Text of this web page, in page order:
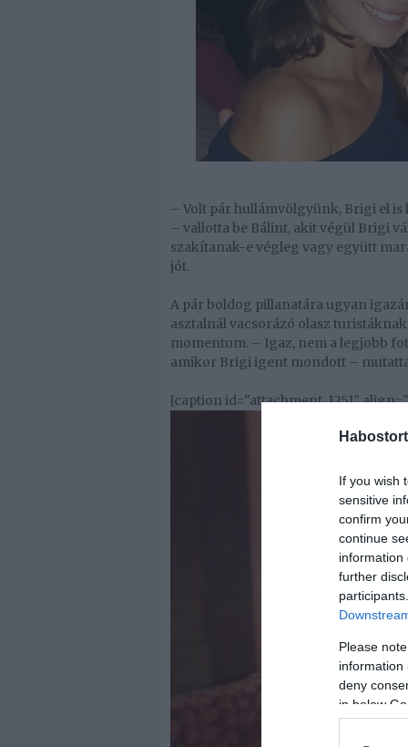
If you wish
sensitive
confirm
continue
information
further
Please
information
deny
in below
– Volt pár hullámvölgyünk, Brigi el
– vallotta be Bálint, akit végül Brigi
szakítanak-e végleg vagy együtt
jót.
A pár boldog pillanatára ugyan
asztalnál vacsorázó olasz
momentum. – Igaz, nem a legjobb
amikor Brigi igent mondott –
[caption id="attachment_1251"